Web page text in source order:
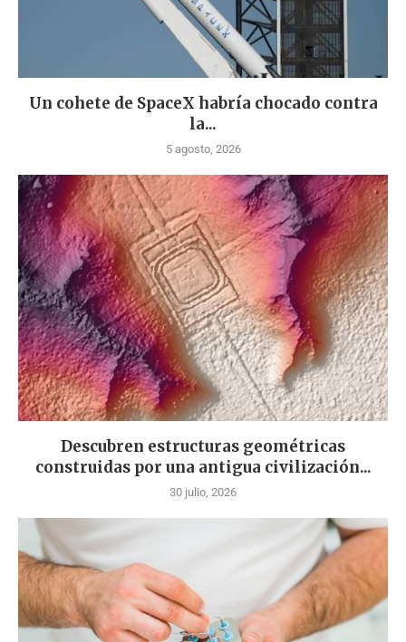
Un cohete de SpaceX habría chocado contra
la...
5 agosto, 2026
Descubren estructuras geométricas
construidas por una antigua civilización...
30 julio, 2026